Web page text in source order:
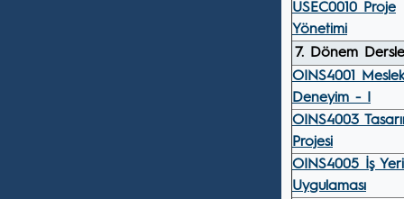
USEC0010 Proje
Yönetimi
7. Dönem
OINS4001
Deneyim - I
OINS4003
Projesi
OINS4005 İş Yeri
Uygulaması